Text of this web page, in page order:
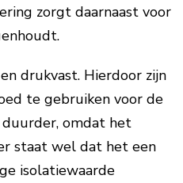
zorgt daarnaast voor
drukvast. Hierdoor zijn
te gebruiken voor de
omdat het
staat wel dat het een
isolatiewaarde